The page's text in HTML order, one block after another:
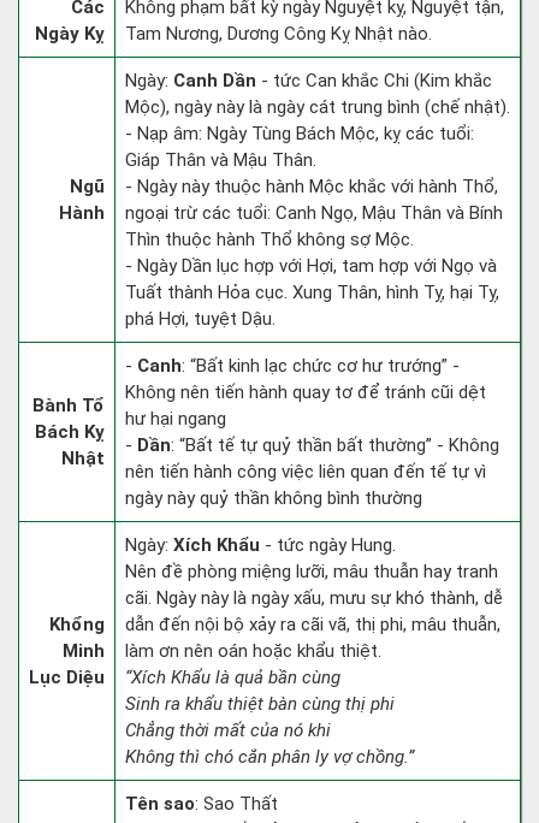
Các
Ngày Kỵ
Không phạm bất kỳ ngày Nguyệt kỵ, Nguyệt tận,
Tam Nương, Dương Công Kỵ Nhật nào.
Ngũ
Hành
Ngày: Canh Dần - tức Can khắc Chi (Kim khắc
Mộc), ngày này là ngày cát trung bình (chế nhật).
- Nạp âm: Ngày Tùng Bách Mộc, kỵ các tuổi:
Giáp Thân và Mậu Thân.
- Ngày này thuộc hành Mộc khắc với hành Thổ,
ngoại trừ các tuổi: Canh Ngọ, Mậu Thân và Bính
Thìn thuộc hành Thổ không sợ Mộc.
- Ngày Dần lục hợp với Hợi, tam hợp với Ngọ và
Tuất thành Hỏa cục. Xung Thân, hình Tỵ, hại Tỵ,
phá Hợi, tuyệt Dậu.
Bành Tổ
Bách Kỵ
Nhật
- Canh: “Bất kinh lạc chức cơ hư trướng” -
Không nên tiến hành quay tơ để tránh cũi dệt
hư hại ngang
- Dần: “Bất tế tự quỷ thần bất thường” - Không
nên tiến hành công việc liên quan đến tế tự vì
ngày này quỷ thần không bình thường
Khổng
Minh
Lục Diệu
Ngày: Xích Khẩu - tức ngày Hung.
Nên đề phòng miệng lưỡi, mâu thuẫn hay tranh
cãi. Ngày này là ngày xấu, mưu sự khó thành, dễ
dẫn đến nội bộ xảy ra cãi vã, thị phi, mâu thuẫn,
làm ơn nên oán hoặc khẩu thiệt.
“Xích Khẩu là quả bần cùng
Sinh ra khẩu thiệt bàn cùng thị phi
Chẳng thời mất của nó khi
Không thì chó cắn phân ly vợ chồng.”
Tên sao: Sao Thất